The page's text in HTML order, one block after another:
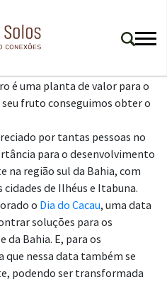
é uma planta de valor para o
fruto conseguimos obter o
por tantas pessoas no
para o desenvolvimento
na região sul da Bahia, com
de Ilhéus e Itabuna.
o Dia do Cacau, uma data
soluções para os
da Bahia. E, para os
nessa data também se
podendo ser transformada